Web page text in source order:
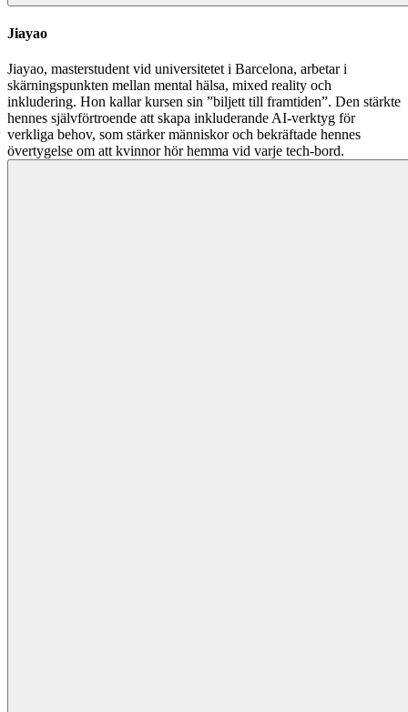
Jiayao
Jiayao, masterstudent vid universitetet i Barcelona, arbetar i
skärningspunkten mellan mental hälsa, mixed reality och
inkludering. Hon kallar kursen sin ”biljett till framtiden”. Den stärkte
hennes självförtroende att skapa inkluderande AI-verktyg för
verkliga behov, som stärker människor och bekräftade hennes
övertygelse om att kvinnor hör hemma vid varje tech-bord.